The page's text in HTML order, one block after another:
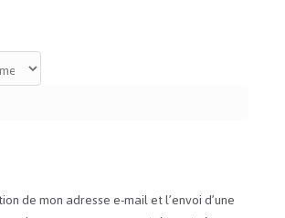
de mon adresse e-mail et l’envoi d’une